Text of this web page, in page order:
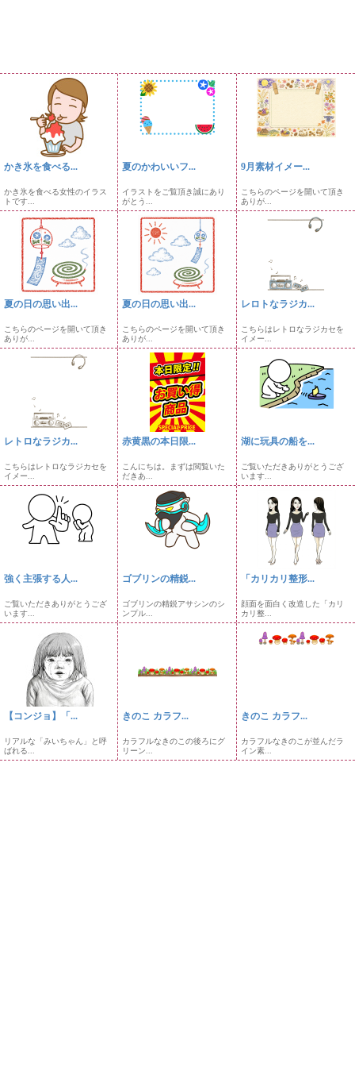
かき氷を食べる...
かき氷を食べる女性のイラス
トです...
夏のかわいいフ...
イラストをご覧頂き誠にあり
がとう...
9月素材イメー...
こちらのページを開いて頂き
ありが...
夏の日の思い出...
こちらのページを開いて頂き
ありが...
夏の日の思い出...
こちらのページを開いて頂き
ありが...
レロトなラジカ...
こちらはレトロなラジカセを
イメー...
レトロなラジカ...
こちらはレトロなラジカセを
イメー...
赤黄黒の本日限...
こんにちは。まずは閲覧いた
だきあ...
湖に玩具の船を...
ご覧いただきありがとうござ
います...
強く主張する人...
ご覧いただきありがとうござ
います...
ゴブリンの精鋭...
ゴブリンの精鋭アサシンのシ
ンプル...
「カリカリ整形...
顔面を面白く改造した「カリ
カリ整...
【コンジョ】「...
リアルな「みいちゃん」と呼
ばれる...
きのこ カラフ...
カラフルなきのこの後ろにグ
リーン...
きのこ カラフ...
カラフルなきのこが並んだラ
イン素...